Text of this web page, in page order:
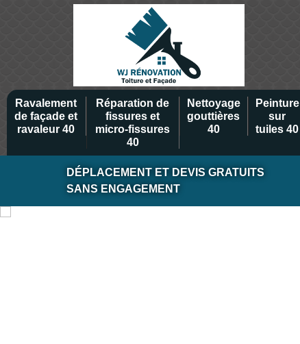
Ravalement
de façade et
ravaleur 40
Réparation de
fissures et
micro-fissures
40
Nettoyage
gouttières
40
Peinture
sur
tuiles 40
DÉPLACEMENT ET DEVIS GRATUITS
SANS ENGAGEMENT